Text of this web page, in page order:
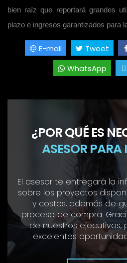
bien raíz que reportará grandes
plazo e ingresos garantizados para
E-mail Tweet
WhatsApp
¿POR QUÉ ES
ASESOR PARA
El asesor te entregará la
sobre los proyectos
y costos, además de
proceso de compra.
de nuestros ejecutivos,
excelentes